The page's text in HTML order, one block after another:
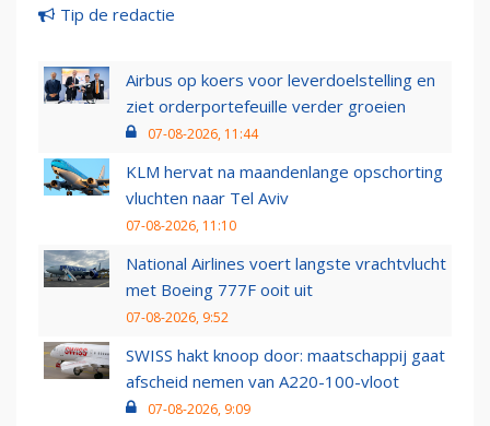
Tip de redactie
Airbus op koers voor leverdoelstelling en
ziet orderportefeuille verder groeien
07-08-2026, 11:44
KLM hervat na maandenlange opschorting
vluchten naar Tel Aviv
07-08-2026, 11:10
National Airlines voert langste vrachtvlucht
met Boeing 777F ooit uit
07-08-2026, 9:52
SWISS hakt knoop door: maatschappij gaat
afscheid nemen van A220-100-vloot
07-08-2026, 9:09